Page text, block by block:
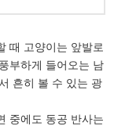
때 고양이는 앞발로
부하게 들어오는 남
흔히 볼 수 있는 광
중에도 동공 반사는